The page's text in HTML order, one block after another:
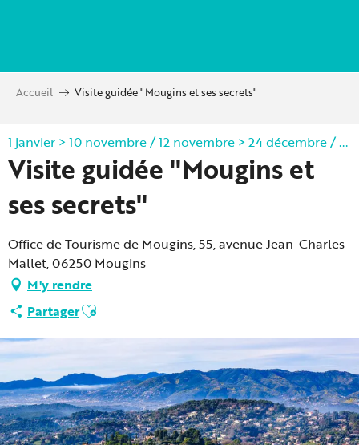
principal
Accueil Visite guidée "Mougins et ses secrets"
1 janvier > 10 novembre / 12 novembre > 24 décembre / ...
Visite guidée "Mougins et
ses secrets"
Office de Tourisme de Mougins, 55, avenue Jean-Charles
Mallet, 06250 Mougins
M'y rendre
PartagerAjouter aux favoris